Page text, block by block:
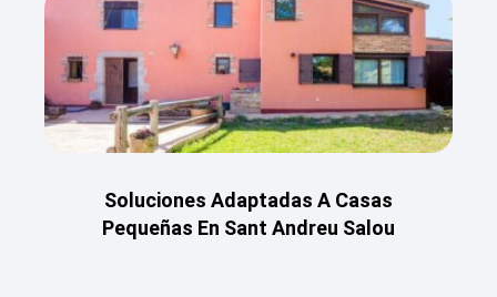
Soluciones Adaptadas A Casas
Pequeñas En Sant Andreu Salou